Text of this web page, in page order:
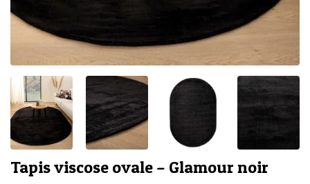
Tapis viscose ovale – Glamour noir